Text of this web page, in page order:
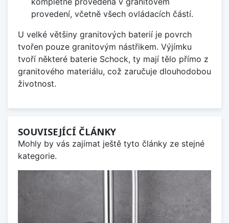
provedení, včetně všech ovládacích částí.
U velké většiny granitových baterií je povrch
tvořen pouze granitovým nástřikem. Výjímku
tvoří některé baterie Schock, ty mají tělo přímo z
granitového materiálu, což zaručuje dlouhodobou
životnost.
SOUVISEJÍCÍ ČLÁNKY
Mohly by vás zajímat ještě tyto články ze stejné
kategorie.